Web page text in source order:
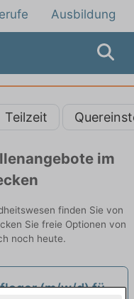
Ausbildung
Teilzeit
im
finden Sie von
Sie freie Optionen von
noch heute.
(m/w/d) für